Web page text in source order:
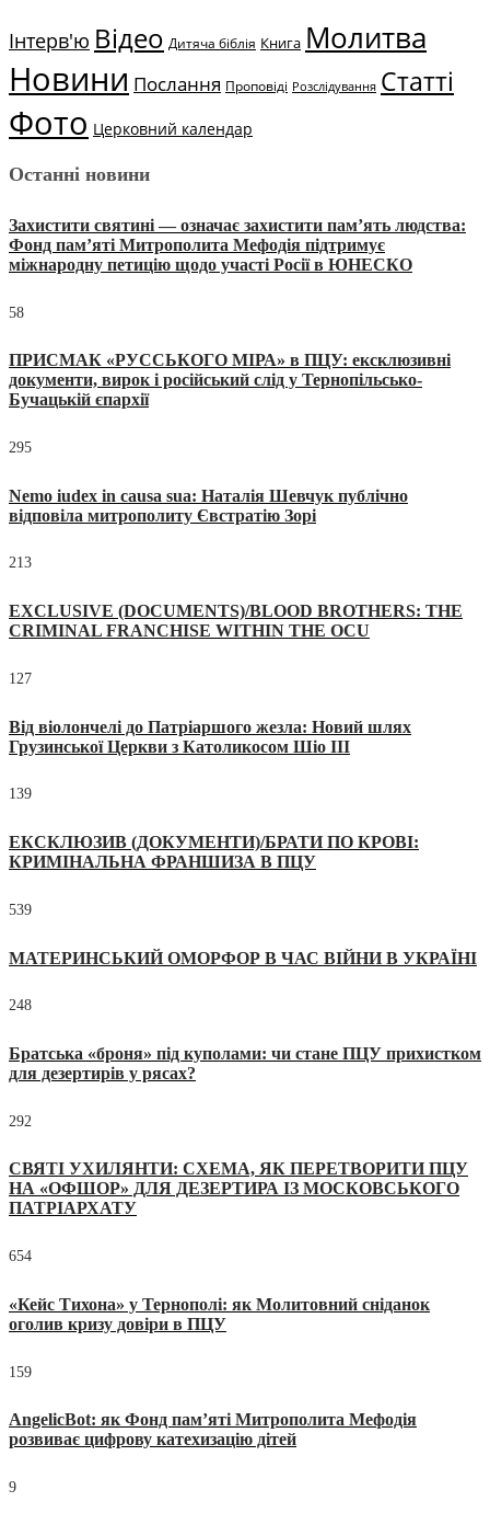
Інтерв'ю Відео Дитяча біблія Книга Молитва
Новини Послання Проповіді Розслідування Статті
Фото Церковний календар
Останні новини
Захистити святині — означає захистити пам’ять людства:
Фонд пам’яті Митрополита Мефодія підтримує
міжнародну петицію щодо участі Росії в ЮНЕСКО
58
ПРИСМАК «РУССЬКОГО МІРА» в ПЦУ: ексклюзивні
документи, вирок і російський слід у Тернопільсько-
Бучацькій єпархії
295
Nemo iudex in causa sua: Наталія Шевчук публічно
відповіла митрополиту Євстратію Зорі
213
EXCLUSIVE (DOCUMENTS)/BLOOD BROTHERS: THE
CRIMINAL FRANCHISE WITHIN THE OCU
127
Від віолончелі до Патріаршого жезла: Новий шлях
Грузинської Церкви з Католикосом Шіо III
139
ЕКСКЛЮЗИВ (ДОКУМЕНТИ)/БРАТИ ПО КРОВІ:
КРИМІНАЛЬНА ФРАНШИЗА В ПЦУ
539
МАТЕРИНСЬКИЙ ОМОРФОР В ЧАС ВІЙНИ В УКРАЇНІ
248
Братська «броня» під куполами: чи стане ПЦУ прихистком
для дезертирів у рясах?
292
СВЯТІ УХИЛЯНТИ: СХЕМА, ЯК ПЕРЕТВОРИТИ ПЦУ
НА «ОФШОР» ДЛЯ ДЕЗЕРТИРА ІЗ МОСКОВСЬКОГО
ПАТРІАРХАТУ
654
«Кейс Тихона» у Тернополі: як Молитовний сніданок
оголив кризу довіри в ПЦУ
159
AngelicBot: як Фонд пам’яті Митрополита Мефодія
розвиває цифрову катехизацію дітей
9